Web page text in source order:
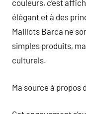
couleurs, c’est
élégant et à des
Maillots Barca ne
simples produits,
culturels.
Ma source à propos